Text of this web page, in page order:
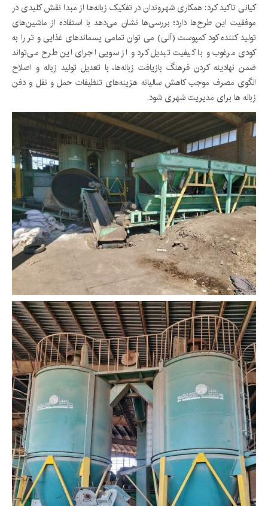
کیانی تاکید کرد: همکاری شهروندان در تفکیک زباله‌ها از مبدا نقش کلیدی در
موفقیت این طرح‌ها دارد؛ بررسی‌ها نشان می‌دهد با استفاده از ماشین‌های
تولید کننده کود کمپوست (آلی) می توان تمامی پسماندهای غذایی و تر را به
کودی مرغوب و با کیفیت تبدیل کرد و از سویی اجرای این طرح می‌تواند
ضمن نهادینه کردن فرهنگ بازیافت زباله‌ها، با تعدیل تولید زباله و اصلاح
الگوی مصرف موجب کاهش سالیانه هزینه‌های تنظیفات حمل و نقل و دفن
زباله ها برای مدیریت شهری شود.